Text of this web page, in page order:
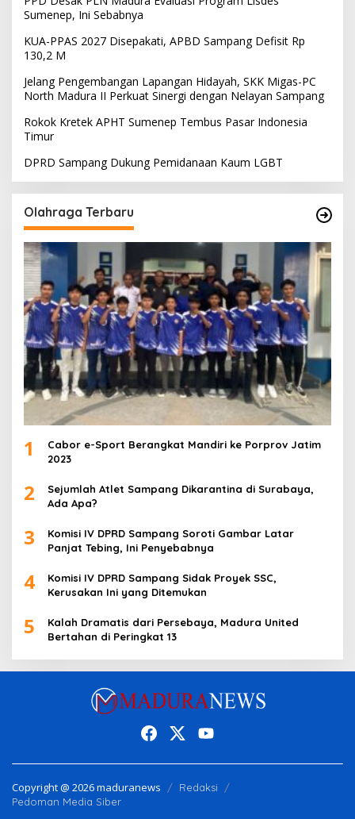
Sumenep, Ini Sebabnya
KUA-PPAS 2027 Disepakati, APBD Sampang Defisit Rp
130,2 M
Jelang Pengembangan Lapangan Hidayah, SKK Migas-PC
North Madura II Perkuat Sinergi dengan Nelayan Sampang
Rokok Kretek APHT Sumenep Tembus Pasar Indonesia
Timur
DPRD Sampang Dukung Pemidanaan Kaum LGBT
Olahraga Terbaru
1
Cabor e-Sport Berangkat Mandiri ke Porprov Jatim
2023
2
Sejumlah Atlet Sampang Dikarantina di Surabaya,
Ada Apa?
3
Komisi IV DPRD Sampang Soroti Gambar Latar
Panjat Tebing, Ini Penyebabnya
4
Komisi IV DPRD Sampang Sidak Proyek SSC,
Kerusakan Ini yang Ditemukan
5
Kalah Dramatis dari Persebaya, Madura United
Bertahan di Peringkat 13
Copyright @ 2026 maduranews
Redaksi
Pedoman Media Siber